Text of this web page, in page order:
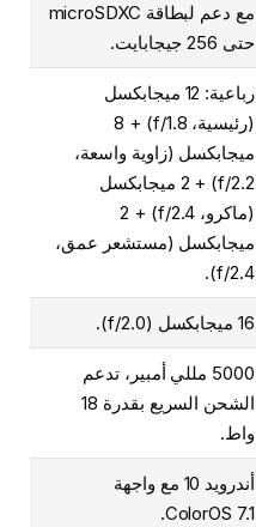
مع دعم لبطاقة microSDXC
حتى 256 جيجابايت.
رباعية: 12 ميجابكسل
(رئيسية، f/1.8) + 8
ميجابكسل (زاوية واسعة،
f/2.2) + 2 ميجابكسل
(ماكرو، f/2.4) + 2
ميجابكسل (مستشعر عمق،
f/2.4).
16 ميجابكسل (f/2.0).
5000 مللي أمبير، تدعم
الشحن السريع بقدرة 18
واط.
أندرويد 10 مع واجهة
ColorOS 7.1.